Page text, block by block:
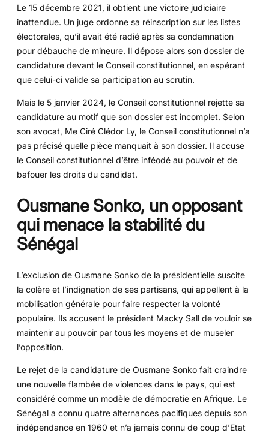
Le 15 décembre 2021, il obtient une victoire judiciaire
inattendue. Un juge ordonne sa réinscription sur les listes
électorales, qu’il avait été radié après sa condamnation
pour débauche de mineure. Il dépose alors son dossier de
candidature devant le Conseil constitutionnel, en espérant
que celui-ci valide sa participation au scrutin.
Mais le 5 janvier 2024, le Conseil constitutionnel rejette sa
candidature au motif que son dossier est incomplet. Selon
son avocat, Me Ciré Clédor Ly, le Conseil constitutionnel n’a
pas précisé quelle pièce manquait à son dossier. Il accuse
le Conseil constitutionnel d’être inféodé au pouvoir et de
bafouer les droits du candidat.
Ousmane Sonko, un opposant
qui menace la stabilité du
Sénégal
L’exclusion de Ousmane Sonko de la présidentielle suscite
la colère et l’indignation de ses partisans, qui appellent à la
mobilisation générale pour faire respecter la volonté
populaire. Ils accusent le président Macky Sall de vouloir se
maintenir au pouvoir par tous les moyens et de museler
l’opposition.
Le rejet de la candidature de Ousmane Sonko fait craindre
une nouvelle flambée de violences dans le pays, qui est
considéré comme un modèle de démocratie en Afrique. Le
Sénégal a connu quatre alternances pacifiques depuis son
indépendance en 1960 et n’a jamais connu de coup d’Etat